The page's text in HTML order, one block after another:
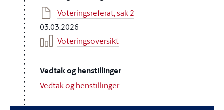
Voteringsreferat, sak 2
03.03.2026
Voteringsoversikt
Vedtak og henstillinger
Vedtak og henstillinger